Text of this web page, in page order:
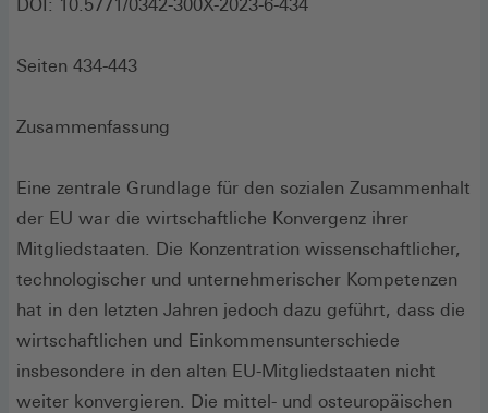
DOI: 10.5771/0342-300X-2023-6-434
Seiten 434-443
Zusammenfassung
Eine zentrale Grundlage für den sozialen Zusammenhalt
der EU war die wirtschaftliche Konvergenz ihrer
Mitgliedstaaten. Die Konzentration wissenschaftlicher,
technologischer und unternehmerischer Kompetenzen
hat in den letzten Jahren jedoch dazu geführt, dass die
wirtschaftlichen und Einkommensunterschiede
insbesondere in den alten EU-Mitgliedstaaten nicht
weiter konvergieren. Die mittel- und osteuropäischen